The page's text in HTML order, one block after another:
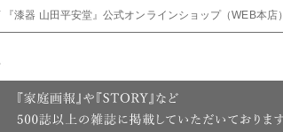
漆器 山田平安堂』公式オンラインショップ（WEB本店）